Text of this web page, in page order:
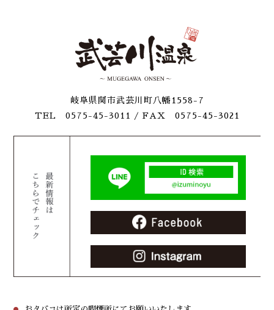
岐阜県関市武芸川町八幡1558-7
TEL 0575-45-3011
/ FAX 0575-45-3021